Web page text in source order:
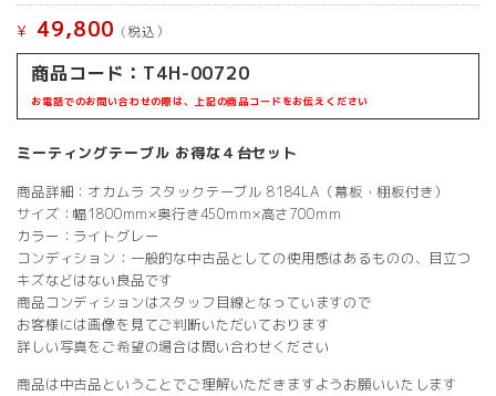
¥ 49,800 (税込）
商品コード：T4H-00720
お電話でのお問い合わせの際は、上記の商品コードをお伝えください
ミーティングテーブル お得な４台セット
商品詳細：オカムラ スタックテーブル 8184LA（幕板・棚板付き）
サイズ：幅1800mm×奥行き450mm×高さ700mm
カラー：ライトグレー
コンディション：一般的な中古品としての使用感はあるものの、目立つ
キズなどはない良品です
商品コンディションはスタッフ目線となっていますので
お客様には画像を見てご判断いただいております
詳しい写真をご希望の場合は問い合わせください
商品は中古品ということでご理解いただきますようお願いいたします